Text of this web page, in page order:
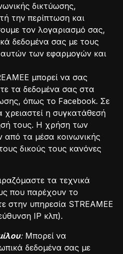
δικτύωσης,
την περίπτωση και
τον λογαριασμό σας,
δεδομένα σας με τους
αυτών των εφαρμογών και
μπορεί να σας
τα δεδομένα σας στα
όπως το Facebook. Σε
η συγκατάθεσή
τους. Η χρήση των
τα μέσα κοινωνικής
δικούς τους κανόνες
τα τεχνικά
που παρέχουν το
στην υπηρεσία STREAMEE
IP κλπ).
:Μπορεί να
δεδομένα σας με